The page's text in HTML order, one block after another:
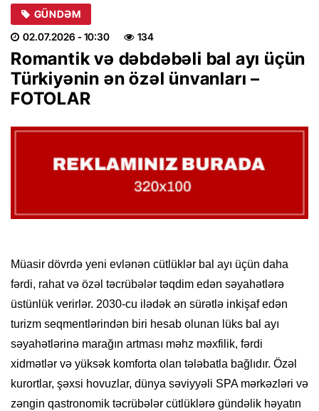
GÜNDƏM
02.07.2026 - 10:30 134
Romantik və dəbdəbəli bal ayı üçün
Türkiyənin ən özəl ünvanları –
FOTOLAR
Müasir dövrdə yeni evlənən cütlüklər bal ayı üçün daha
fərdi, rahat və özəl təcrübələr təqdim edən səyahətlərə
üstünlük verirlər. 2030-cu ilədək ən sürətlə inkişaf edən
turizm seqmentlərindən biri hesab olunan lüks bal ayı
səyahətlərinə marağın artması məhz məxfilik, fərdi
xidmətlər və yüksək komforta olan tələbatla bağlıdır. Özəl
kurortlar, şəxsi hovuzlar, dünya səviyyəli SPA mərkəzləri və
zəngin qastronomik təcrübələr cütlüklərə gündəlik həyatın